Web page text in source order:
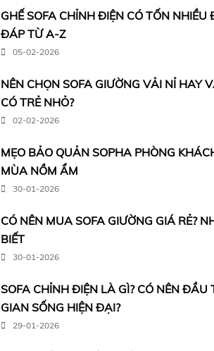
GHẾ SOFA CHỈNH ĐIỆN CÓ TỐN NHIỀU
ĐÁP TỪ A-Z
05-02-2026
NÊN CHỌN SOFA GIƯỜNG VẢI NỈ HAY
CÓ TRẺ NHỎ?
02-02-2026
MẸO BẢO QUẢN SOPHA PHÒNG
MÙA NỒM ẨM
30-01-2026
CÓ NÊN MUA SOFA GIƯỜNG GIÁ RẺ?
BIẾT
30-01-2026
SOFA CHỈNH ĐIỆN LÀ GÌ? CÓ NÊN ĐẦU
GIAN SỐNG HIỆN ĐẠI?
29-01-2026